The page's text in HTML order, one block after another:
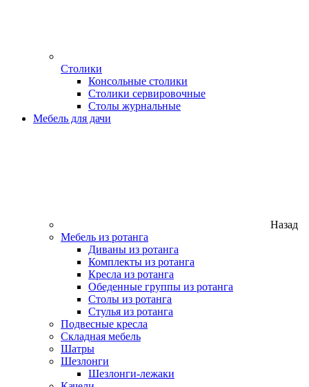
Столики
Консольные столики
Столики сервировочные
Столы журнальные
Мебель для дачи
Назад
Мебель из ротанга
Диваны из ротанга
Комплекты из ротанга
Кресла из ротанга
Обеденные группы из ротанга
Столы из ротанга
Стулья из ротанга
Подвесные кресла
Складная мебель
Шатры
Шезлонги
Шезлонги-лежаки